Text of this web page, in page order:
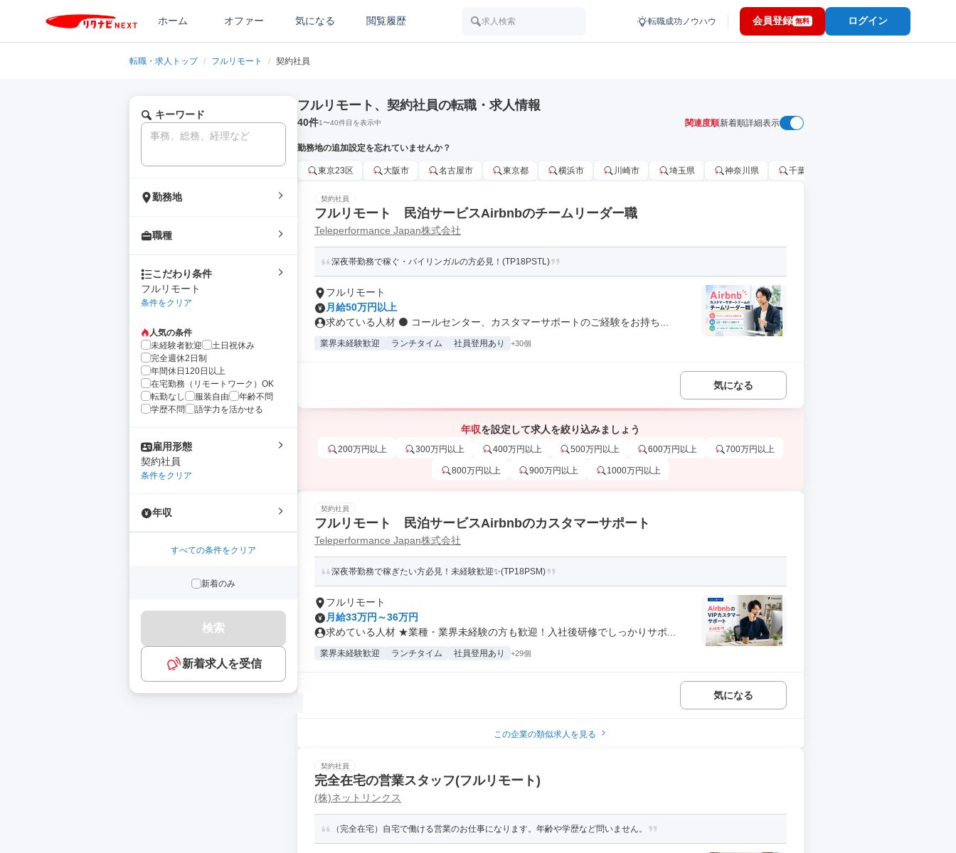
ホーム オファー 気になる 閲覧履歴 求人検索 転職成功ノウハウ 会員登録 無料 ログイン
転職・求人トップ / フルリモート / 契約社員
キーワード
勤務地
職種
こだわり条件
フルリモート
条件をクリア
人気の条件
未経験者歓迎
土日祝休み
完全週休2日制
年間休日120日以上
在宅勤務（リモートワーク）OK
転勤なし
服装自由
年齢不問
学歴不問
語学力を活かせる
雇用形態
契約社員
条件をクリア
年収
すべての条件をクリア
新着のみ
検索
新着求人を受信
フルリモート、契約社員の転職・求人情報
40件1〜40件目を表示中 関連度順新着順詳細表示
勤務地の追加設定を忘れていませんか？
東京23区 大阪市 名古屋市 東京都 横浜市 川崎市 埼玉県 神奈川県 千葉市
契約社員
フルリモート 民泊サービスAirbnbのチームリーダー職
Teleperformance Japan株式会社
深夜帯勤務で稼ぐ・バイリンガルの方必見！(TP18PSTL)
フルリモート
月給50万円以上
求めている人材 ⚫ コールセンター、カスタマーサポートのご経験をお持ち...
業界未経験歓迎 ランチタイム 社員登用あり +30個
気になる
年収を設定して求人を絞り込みましょう
200万円以上 300万円以上 400万円以上 500万円以上 600万円以上 700万円以上
800万円以上 900万円以上 1000万円以上
契約社員
フルリモート 民泊サービスAirbnbのカスタマーサポート
Teleperformance Japan株式会社
深夜帯勤務で稼ぎたい方必見！未経験歓迎✨(TP18PSM)
フルリモート
月給33万円～36万円
求めている人材 ★業種・業界未経験の方も歓迎！入社後研修でしっかりサポ...
業界未経験歓迎 ランチタイム 社員登用あり +29個
気になる
この企業の類似求人を見る
契約社員
完全在宅の営業スタッフ(フルリモート)
(株)ネットリンクス
（完全在宅）自宅で働ける営業のお仕事になります。年齢や学歴など問いません。